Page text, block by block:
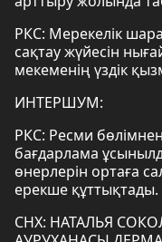
РКС: Мерекелік
сақтау жүйесін
мекеменің үздік
ИНТЕРШУМ:
РКС: Ресми бөлімнен
бағдарлама
өнерлерін ортаға
ерекше құттықтады.
СНХ: НАТАЛЬЯ